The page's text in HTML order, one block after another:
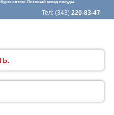
оптом. Оптовый склад посуды.
Тел: (343) 220-83-47